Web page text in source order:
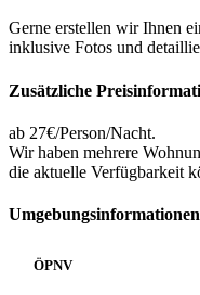
Gerne erstellen wir Ihnen
inklusive Fotos und
Zusätzliche
ab 27€/Person/Nacht.
Wir haben mehrere
die aktuelle Verfügbarkeit
Umgebungsinformationen
ÖPNV